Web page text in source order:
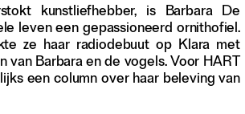
kunstliefhebber, is Barbara De
leven een gepassioneerd ornithofiel.
ze haar radiodebuut op Klara met
van Barbara en de vogels. Voor HART
een column over haar beleving van